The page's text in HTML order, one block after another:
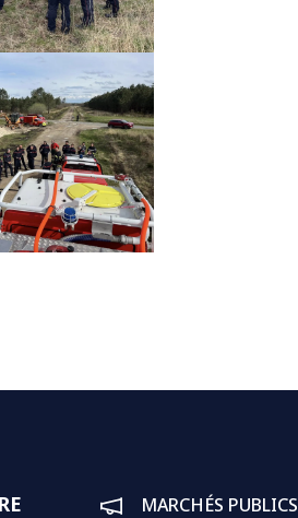
MARCHÉS PUBLICS